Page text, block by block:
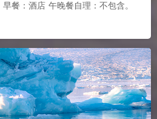
餐：酒店 午晚餐自理：不包含。